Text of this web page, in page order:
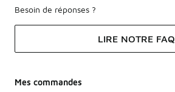
Besoin de réponses ?
LIRE NOTRE FAQ
Mes commandes